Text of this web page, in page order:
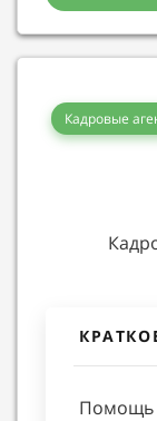
Кадровые
Помощь